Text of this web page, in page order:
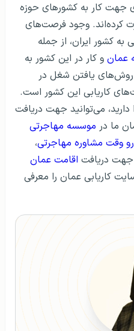
جهت کار به کشورهای حوزه
کرده‌اند. وجود فرصت‌های
به کشور ایران، از جمله
عمان و کار در این کشور به
روش‌های یافتن شغل در
کاریابی این کشور است.
دارید، می‌توانید جهت دریافت
ما در موسسه مهاجرتی
وقت مشاوره مهاجرتی،
دریافت اقامت عمان
کاریابی عمان را معرفی